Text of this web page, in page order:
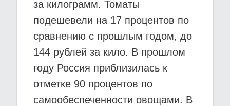
за килограмм. Томаты
подешевели на 17 процентов по
сравнению с прошлым годом, до
144 рублей за кило. В прошлом
году Россия приблизилась к
отметке 90 процентов по
самообеспеченности овощами. В